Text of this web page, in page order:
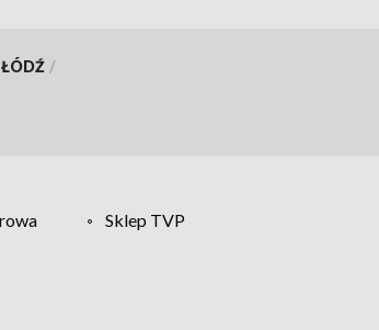
ŁÓDŹ /
Sklep TVP